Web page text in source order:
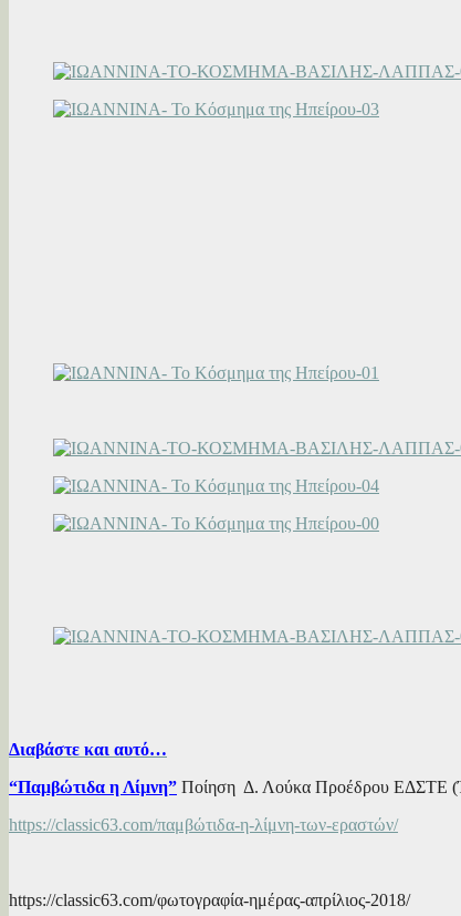
Διαβάστε και αυτό…
“Παμβώτιδα η Λίμνη” Ποίηση Δ. Λούκα Προέδρου ΕΔΣΤΕ
https://classic63.com/παμβώτιδα-η-λίμνη-των-εραστών/
https://classic63.com/φωτογραφία-ημέρας-απρίλιος-2018/